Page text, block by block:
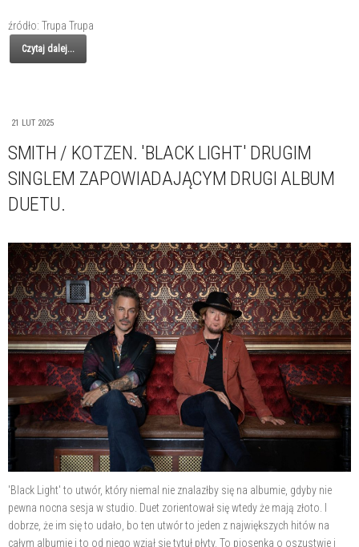
źródło: Trupa Trupa
Czytaj dalej...
21 LUT 2025
SMITH / KOTZEN. 'BLACK LIGHT' DRUGIM
SINGLEM ZAPOWIADAJĄCYM DRUGI ALBUM
DUETU.
'Black Light' to utwór, który niemal nie znalazłby się na albumie, gdyby nie
pewna nocna sesja w studio. Duet zorientował się wtedy że mają złoto. I
dobrze, że im się to udało, bo ten utwór to jeden z największych hitów na
całym albumie i to od niego wziął się tytuł płyty. To piosenka o oszustwie i